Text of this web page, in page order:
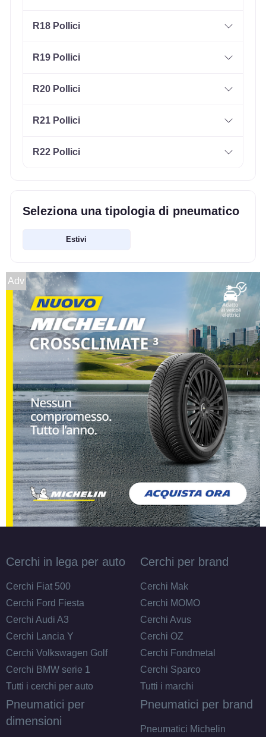
R18 Pollici
R19 Pollici
R20 Pollici
R21 Pollici
R22 Pollici
Seleziona una tipologia di pneumatico
Estivi
Adv
Cerchi in lega per auto
Cerchi Fiat 500
Cerchi Ford Fiesta
Cerchi Audi A3
Cerchi Lancia Y
Cerchi Volkswagen Golf
Cerchi BMW serie 1
Tutti i cerchi per auto
Cerchi per brand
Cerchi Mak
Cerchi MOMO
Cerchi Avus
Cerchi OZ
Cerchi Fondmetal
Cerchi Sparco
Tutti i marchi
Pneumatici per
dimensioni
Pneumatici per brand
Pneumatici Michelin